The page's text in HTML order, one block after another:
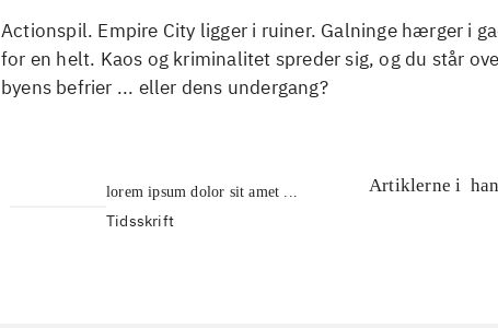
Actionspil. Empire City ligger i ruiner. Galninge hærger i
for en helt. Kaos og kriminalitet spreder sig, og du står
byens befrier ... eller dens undergang?
lorem ipsum dolor sit amet ...
Tidsskrift
Artiklerne i